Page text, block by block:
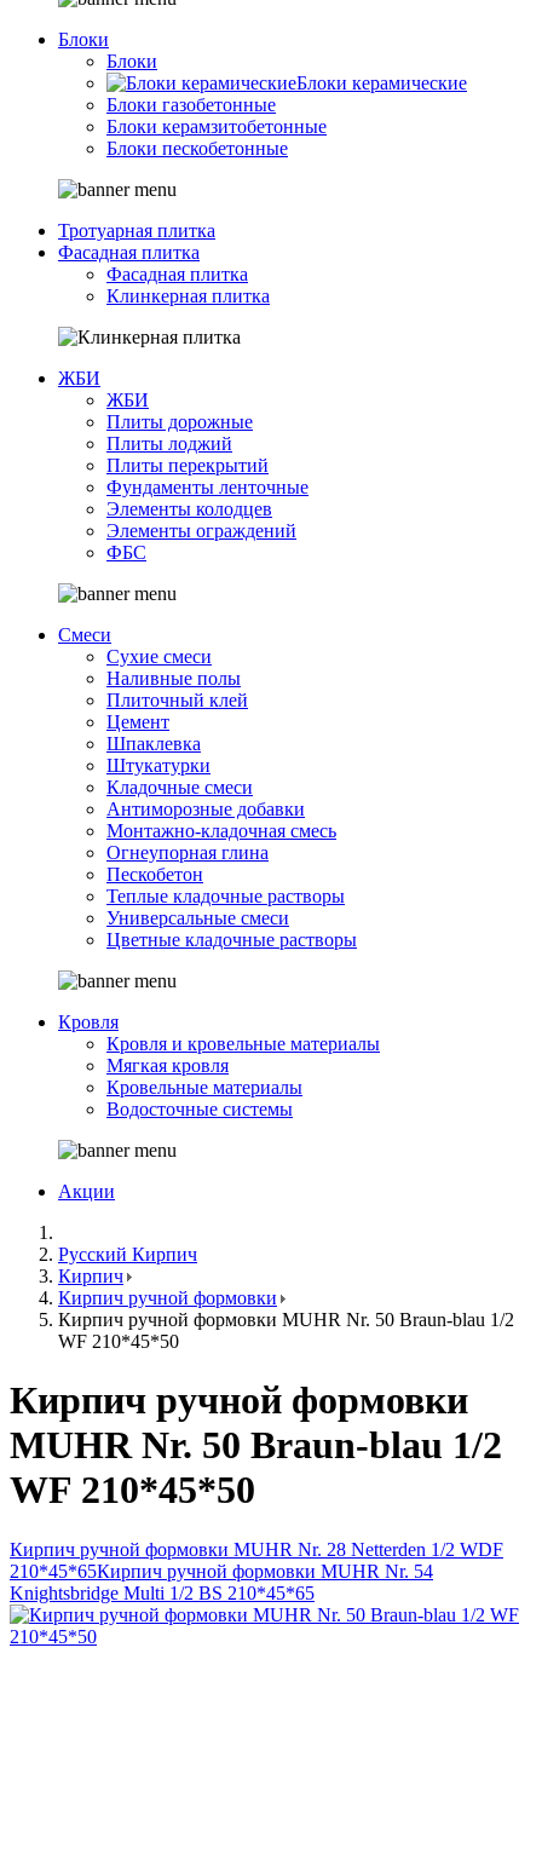
Блоки
Блоки
Блоки керамические
Блоки газобетонные
Блоки керамзитобетонные
Блоки пескобетонные
Тротуарная плитка
Фасадная плитка
Фасадная плитка
Клинкерная плитка
ЖБИ
ЖБИ
Плиты дорожные
Плиты лоджий
Плиты перекрытий
Фундаменты ленточные
Элементы колодцев
Элементы ограждений
ФБС
Смеси
Сухие смеси
Наливные полы
Плиточный клей
Цемент
Шпаклевка
Штукатурки
Кладочные смеси
Антиморозные добавки
Монтажно-кладочная смесь
Огнеупорная глина
Пескобетон
Теплые кладочные растворы
Универсальные смеси
Цветные кладочные растворы
Кровля
Кровля и кровельные материалы
Мягкая кровля
Кровельные материалы
Водосточные системы
Акции
Русский Кирпич
Кирпич
Кирпич ручной формовки
Кирпич ручной формовки MUHR Nr. 50 Braun-blau 1/2
WF 210*45*50
Кирпич ручной формовки
MUHR Nr. 50 Braun-blau 1/2
WF 210*45*50
Кирпич ручной формовки MUHR Nr. 28 Netterden 1/2 WDF
210*45*65Кирпич ручной формовки MUHR Nr. 54
Knightsbridge Multi 1/2 BS 210*45*65